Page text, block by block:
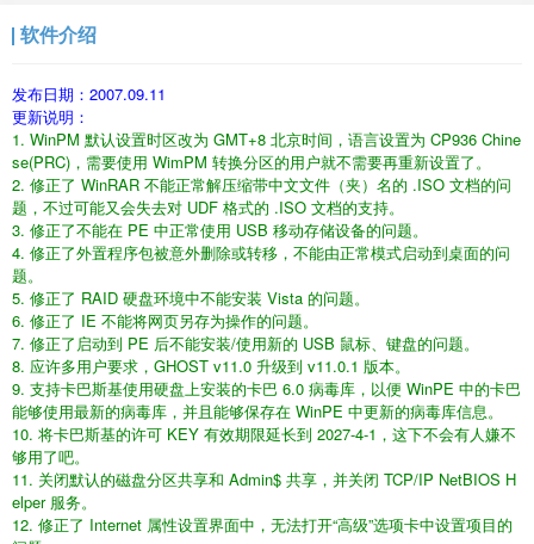
软件介绍
发布日期：2007.09.11
更新说明：
1. WinPM 默认设置时区改为 GMT+8 北京时间，语言设置为 CP936 Chine
se(PRC)，需要使用 WimPM 转换分区的用户就不需要再重新设置了。
2. 修正了 WinRAR 不能正常解压缩带中文文件（夹）名的 .ISO 文档的问
题，不过可能又会失去对 UDF 格式的 .ISO 文档的支持。
3. 修正了不能在 PE 中正常使用 USB 移动存储设备的问题。
4. 修正了外置程序包被意外删除或转移，不能由正常模式启动到桌面的问
题。
5. 修正了 RAID 硬盘环境中不能安装 Vista 的问题。
6. 修正了 IE 不能将网页另存为操作的问题。
7. 修正了启动到 PE 后不能安装/使用新的 USB 鼠标、键盘的问题。
8. 应许多用户要求，GHOST v11.0 升级到 v11.0.1 版本。
9. 支持卡巴斯基使用硬盘上安装的卡巴 6.0 病毒库，以便 WinPE 中的卡巴
能够使用最新的病毒库，并且能够保存在 WinPE 中更新的病毒库信息。
10. 将卡巴斯基的许可 KEY 有效期限延长到 2027-4-1，这下不会有人嫌不
够用了吧。
11. 关闭默认的磁盘分区共享和 Admin$ 共享，并关闭 TCP/IP NetBIOS H
elper 服务。
12. 修正了 Internet 属性设置界面中，无法打开“高级”选项卡中设置项目的